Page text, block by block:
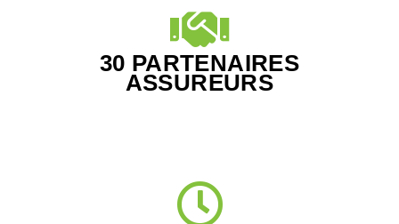
30 PARTENAIRES
ASSUREURS